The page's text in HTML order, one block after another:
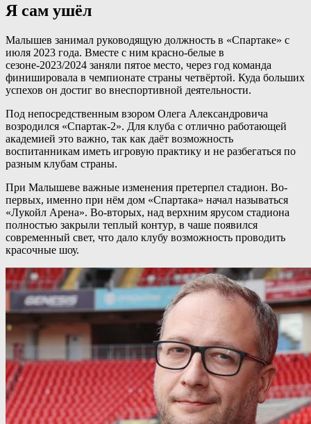
Я сам ушёл
Малышев занимал руководящую должность в «Спартаке» с
июля 2023 года. Вместе с ним красно-белые в
сезоне-2023/2024 заняли пятое место, через год команда
финишировала в чемпионате страны четвёртой. Куда больших
успехов он достиг во внеспортивной деятельности.
Под непосредственным взором Олега Александровича
возродился «Спартак-2». Для клуба с отлично работающей
академией это важно, так как даёт возможность
воспитанникам иметь игровую практику и не разбегаться по
разным клубам страны.
При Малышеве важные изменения претерпел стадион. Во-
первых, именно при нём дом «Спартака» начал называться
«Лукойл Арена». Во-вторых, над верхним ярусом стадиона
полностью закрыли теплый контур, в чаше появился
современный свет, что дало клубу возможность проводить
красочные шоу.